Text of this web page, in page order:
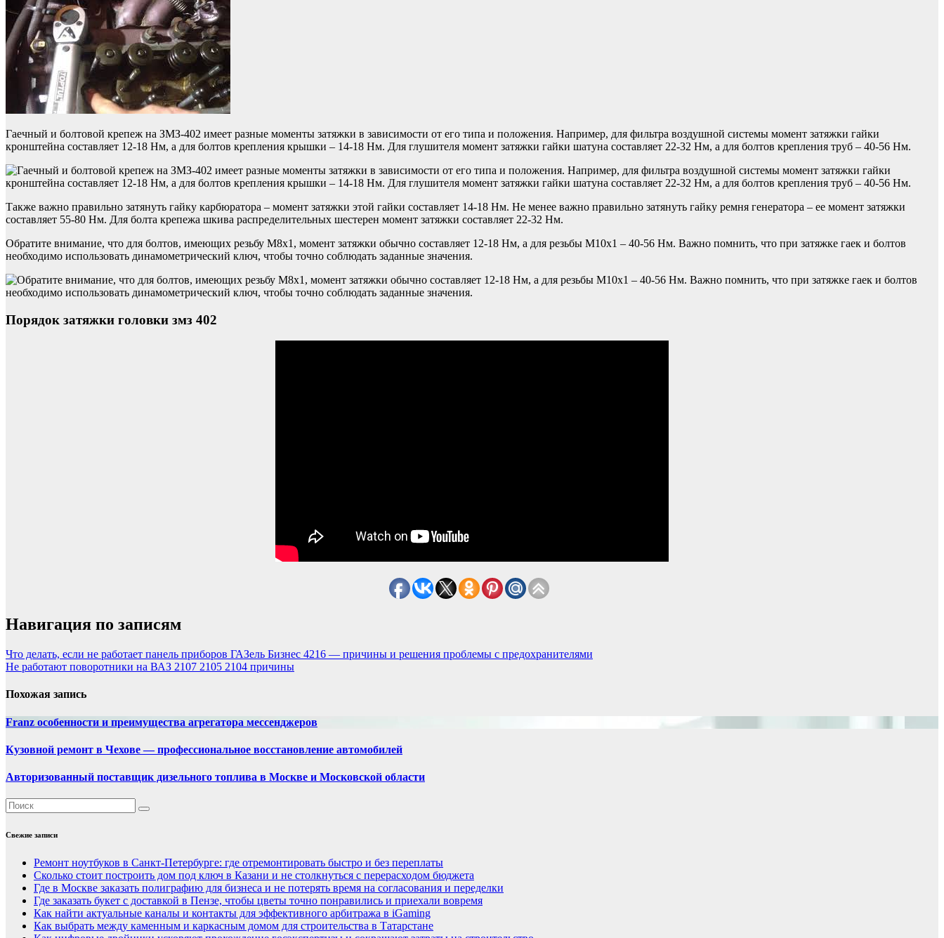
Гаечный и болтовой крепеж на ЗМЗ-402 имеет разные моменты затяжки в зависимости от его типа и положения. Например, для фильтра воздушной системы момент затяжки гайки
кронштейна составляет 12-18 Нм, а для болтов крепления крышки – 14-18 Нм. Для глушителя момент затяжки гайки шатуна составляет 22-32 Нм, а для болтов крепления труб – 40-56 Нм.
Также важно правильно затянуть гайку карбюратора – момент затяжки этой гайки составляет 14-18 Нм. Не менее важно правильно затянуть гайку ремня генератора – ее момент затяжки
составляет 55-80 Нм. Для болта крепежа шкива распределительных шестерен момент затяжки составляет 22-32 Нм.
Обратите внимание, что для болтов, имеющих резьбу M8x1, момент затяжки обычно составляет 12-18 Нм, а для резьбы M10x1 – 40-56 Нм. Важно помнить, что при затяжке гаек и болтов
необходимо использовать динамометрический ключ, чтобы точно соблюдать заданные значения.
Порядок затяжки головки змз 402
Навигация по записям
Что делать, если не работает панель приборов ГАЗель Бизнес 4216 — причины и решения проблемы с предохранителями
Не работают поворотники на ВАЗ 2107 2105 2104 причины
Похожая запись
Franz особенности и преимущества агрегатора мессенджеров
Кузовной ремонт в Чехове — профессиональное восстановление автомобилей
Авторизованный поставщик дизельного топлива в Москве и Московской области
Свежие записи
Ремонт ноутбуков в Санкт-Петербурге: где отремонтировать быстро и без переплаты
Сколько стоит построить дом под ключ в Казани и не столкнуться с перерасходом бюджета
Где в Москве заказать полиграфию для бизнеса и не потерять время на согласования и переделки
Где заказать букет с доставкой в Пензе, чтобы цветы точно понравились и приехали вовремя
Как найти актуальные каналы и контакты для эффективного арбитража в iGaming
Как выбрать между каменным и каркасным домом для строительства в Татарстане